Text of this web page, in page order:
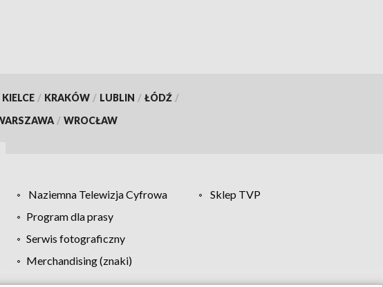
KIELCE / KRAKÓW / LUBLIN / ŁÓDŹ /
/ WROCŁAW
Naziemna Telewizja Cyfrowa
Sklep TVP
Program dla prasy
Serwis fotograficzny
Merchandising (znaki)